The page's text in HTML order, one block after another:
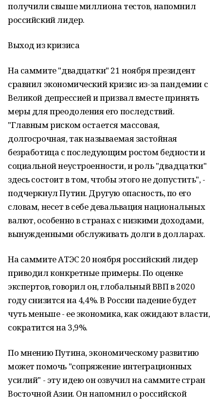
получили свыше миллиона тестов, напомнил
российский лидер.
Выход из кризиса
На саммите "двадцатки" 21 ноября президент
сравнил экономический кризис из-за пандемии с
Великой депрессией и призвал вместе принять
меры для преодоления его последствий.
"Главным риском остается массовая,
долгосрочная, так называемая застойная
безработица с последующим ростом бедности и
социальной неустроенности, и роль "двадцатки"
здесь состоит в том, чтобы этого не допустить", -
подчеркнул Путин. Другую опасность, по его
словам, несет в себе девальвация национальных
валют, особенно в странах с низкими доходами,
вынужденными обслуживать долги в долларах.
На саммите АТЭС 20 ноября российский лидер
приводил конкретные примеры. По оценке
экспертов, говорил он, глобальный ВВП в 2020
году снизится на 4,4%. В России падение будет
чуть меньше - ее экономика, как ожидают власти,
сократится на 3,9%.
По мнению Путина, экономическому развитию
может помочь "сопряжение интеграционных
усилий" - эту идею он озвучил на саммите стран
Восточной Азии. Он напомнил о российской